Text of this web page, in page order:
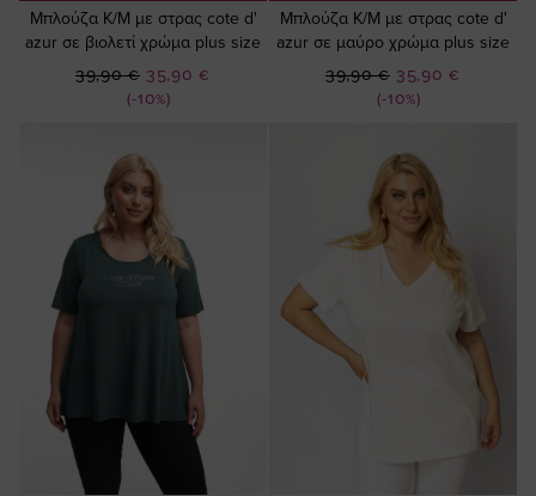
Μπλούζα Κ/Μ με στρας cote d'
azur σε βιολετί χρώμα plus size
(-10%)
Ειδική
Τιμή
35,90 €
39,90 €
Μπλούζα Κ/Μ με στρας cote d'
azur σε μαύρο χρώμα plus size
(-10%)
Ειδική
Τιμή
35,90 €
39,90 €